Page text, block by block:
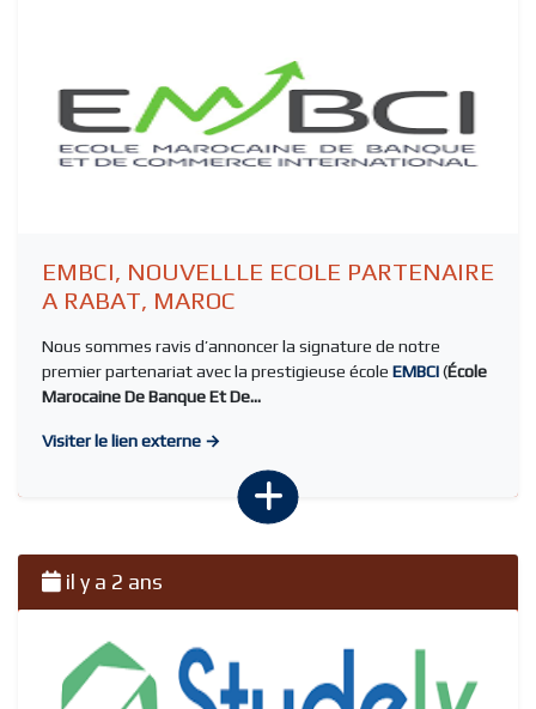
EMBCI, NOUVELLLE ECOLE PARTENAIRE
A RABAT, MAROC
Nous sommes ravis d’annoncer la signature de notre
premier partenariat avec la prestigieuse école EMBCI(École
Marocaine De Banque Et De...
Visiter le lien externe →
il y a 2 ans